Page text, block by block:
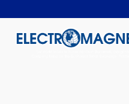
content